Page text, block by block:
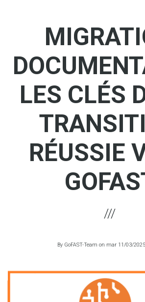
LES CLÉS
RÉUSSIE
By GoFAST-Team on mar 11/03/